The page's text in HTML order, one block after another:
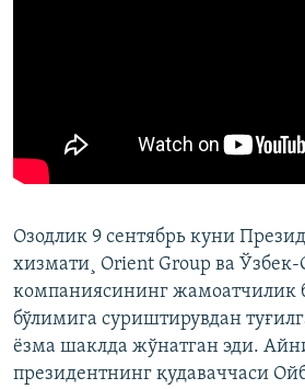
Озодлик 9 сентябрь куни
хизмати¸ Orient Group ва
компаниясининг жамоатчилик
бўлимига суриштирувдан
ëзма шаклда жўнатган эди.
президентнинг қудаваччаси